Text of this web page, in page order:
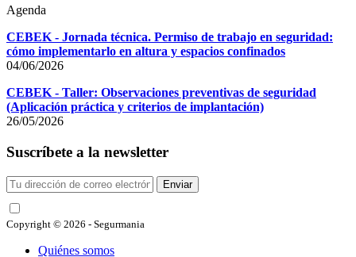
Agenda
CEBEK - Jornada técnica. Permiso de trabajo en seguridad:
cómo implementarlo en altura y espacios confinados
04/06/2026
CEBEK - Taller: Observaciones preventivas de seguridad
(Aplicación práctica y criterios de implantación)
26/05/2026
Suscríbete a la newsletter
Enviar
Copyright © 2026 - Segurmania
Quiénes somos